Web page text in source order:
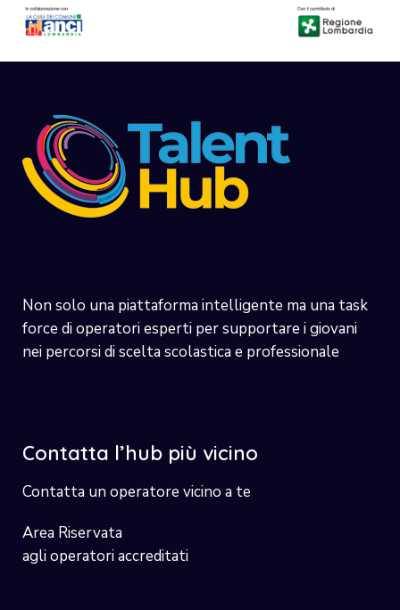
Non solo una piattaforma intelligente ma una task
force di operatori esperti per supportare i giovani
nei percorsi di scelta scolastica e professionale
Contatta l’hub più vicino
Contatta un operatore vicino a te
Area Riservata
agli operatori accreditati